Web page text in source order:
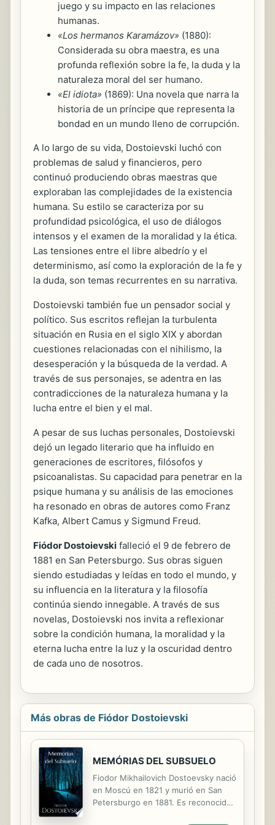
juego y su impacto en las relaciones
humanas.
«Los hermanos Karamázov» (1880):
Considerada su obra maestra, es una
profunda reflexión sobre la fe, la duda y la
naturaleza moral del ser humano.
«El idiota» (1869): Una novela que narra la
historia de un príncipe que representa la
bondad en un mundo lleno de corrupción.
A lo largo de su vida, Dostoievski luchó con
problemas de salud y financieros, pero
continuó produciendo obras maestras que
exploraban las complejidades de la existencia
humana. Su estilo se caracteriza por su
profundidad psicológica, el uso de diálogos
intensos y el examen de la moralidad y la ética.
Las tensiones entre el libre albedrío y el
determinismo, así como la exploración de la fe y
la duda, son temas recurrentes en su narrativa.
Dostoievski también fue un pensador social y
político. Sus escritos reflejan la turbulenta
situación en Rusia en el siglo XIX y abordan
cuestiones relacionadas con el nihilismo, la
desesperación y la búsqueda de la verdad. A
través de sus personajes, se adentra en las
contradicciones de la naturaleza humana y la
lucha entre el bien y el mal.
A pesar de sus luchas personales, Dostoievski
dejó un legado literario que ha influido en
generaciones de escritores, filósofos y
psicoanalistas. Su capacidad para penetrar en la
psique humana y su análisis de las emociones
ha resonado en obras de autores como Franz
Kafka, Albert Camus y Sigmund Freud.
Fiódor Dostoievski falleció el 9 de febrero de
1881 en San Petersburgo. Sus obras siguen
siendo estudiadas y leídas en todo el mundo, y
su influencia en la literatura y la filosofía
continúa siendo innegable. A través de sus
novelas, Dostoievski nos invita a reflexionar
sobre la condición humana, la moralidad y la
eterna lucha entre la luz y la oscuridad dentro
de cada uno de nosotros.
Más obras de Fiódor Dostoievski
MEMÓRIAS DEL SUBSUELO
Fiodor Mikhailovich Dostoevsky nació
en Moscú en 1821 y murió en San
Petersburgo en 1881. Es reconocido